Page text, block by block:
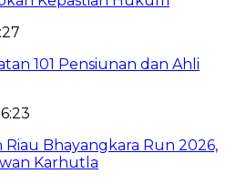
101 Pensiunan dan Ahli
Riau Bhayangkara Run 2026,
Karhutla